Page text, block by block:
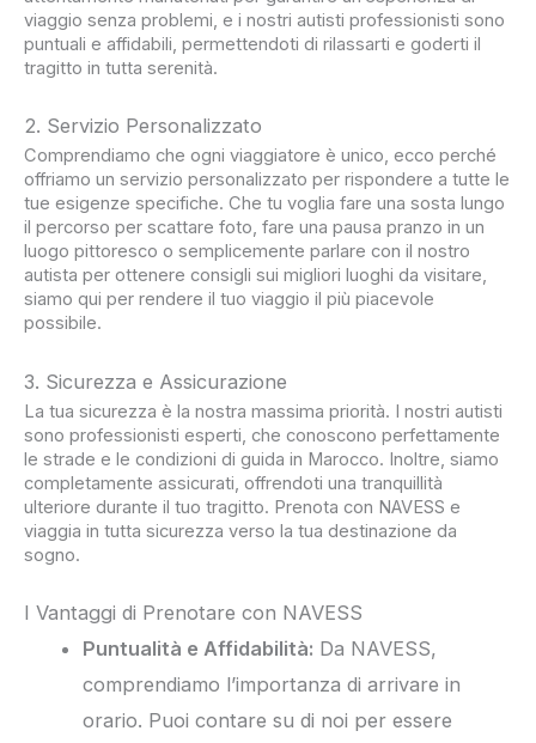
viaggio senza problemi, e i nostri autisti professionisti sono
puntuali e affidabili, permettendoti di rilassarti e goderti il
tragitto in tutta serenità.
2. Servizio Personalizzato
Comprendiamo che ogni viaggiatore è unico, ecco perché
offriamo un servizio personalizzato per rispondere a tutte le
tue esigenze specifiche. Che tu voglia fare una sosta lungo
il percorso per scattare foto, fare una pausa pranzo in un
luogo pittoresco o semplicemente parlare con il nostro
autista per ottenere consigli sui migliori luoghi da visitare,
siamo qui per rendere il tuo viaggio il più piacevole
possibile.
3. Sicurezza e Assicurazione
La tua sicurezza è la nostra massima priorità. I nostri autisti
sono professionisti esperti, che conoscono perfettamente
le strade e le condizioni di guida in Marocco. Inoltre, siamo
completamente assicurati, offrendoti una tranquillità
ulteriore durante il tuo tragitto. Prenota con NAVESS e
viaggia in tutta sicurezza verso la tua destinazione da
sogno.
I Vantaggi di Prenotare con NAVESS
Puntualità e Affidabilità: Da NAVESS,
comprendiamo l’importanza di arrivare in
orario. Puoi contare su di noi per essere